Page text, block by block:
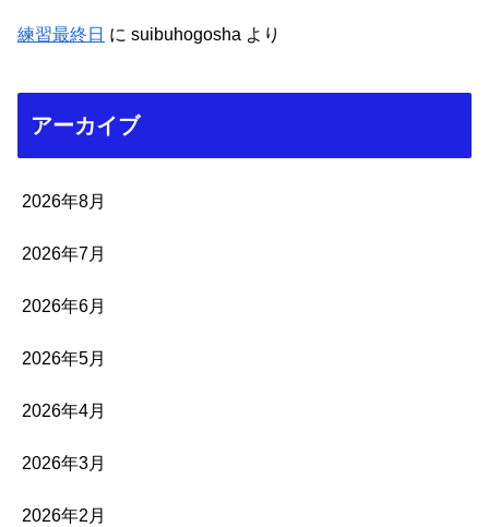
練習最終日 に suibuhogosha より
アーカイブ
2026年8月
2026年7月
2026年6月
2026年5月
2026年4月
2026年3月
2026年2月